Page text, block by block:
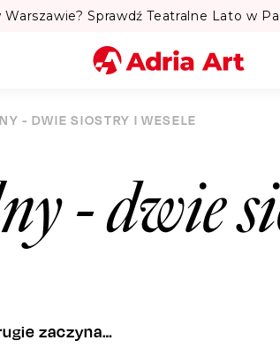
Warszawie? Sprawdź Teatralne Lato w
Szukaj
- DWIE SIOSTRY I WESELE
- dwie
zaczyna…